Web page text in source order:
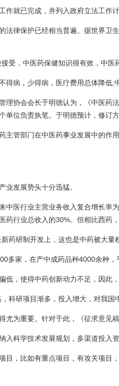
就已完成，并列入政府立法工作计
法律保护已经相当普遍。据世界
受，中医药保健知识很有效，中
得病，少得病，医疗费用总体降低
协会会长于明德认为，《中医药
位负责执笔。于明德预计，修订
主管部门在中医药事业发展中的
业发展势头十分迅猛。
中医行业主营业务收入复合增长
药行业总收入的30%。但相比西药
药研制开发上，这也是中药被大
多家，在产中成药品种4000余种
低，使得中药创新动力不足，因此
科研项目渐多，投入增大，对我国
尤为重要。针对于此，《征求意见
入科学技术发展规划，多渠道投入
目，比如有重点项目，有攻关项